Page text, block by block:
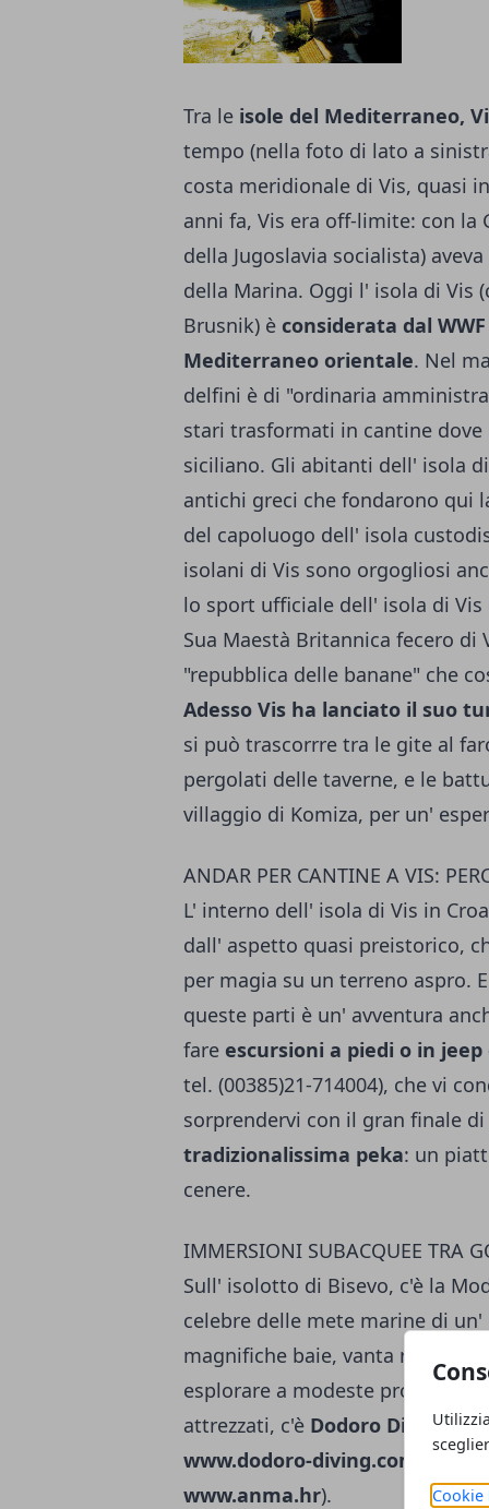
Cookie
Tra le isole del Mediterraneo,
tempo (nella foto di lato a
costa meridionale di Vis, quasi
anni fa, Vis era off-limite: con la
della Jugoslavia socia­lista)
della Marina. Oggi l' isola di Vis
Brusnik) è considerata dal
Mediterraneo orientale. Nel
delfini è di "ordinaria
stari trasformati in cantine
siciliano. Gli abitanti dell' isola
antichi gre­ci che fondarono qui
del capoluogo dell' isola
isolani di Vis sono orgogliosi
lo sport ufficiale dell' isola di
Sua Maestà Britannica fecero
"repubblica delle banane" che
Adesso Vis ha lanciato il suo
si può trascorrre tra le gite al
per­golati delle taverne, e le
villaggio di Komiza, per un'
ANDAR PER CANTINE A VIS:
L' interno dell' isola di Vis in
dall' aspetto quasi preistorico,
per magia su un terreno aspro.
queste parti è un' avventura
fare escursioni a piedi o in
tel. (00385)21-714004), che vi
sorprendervi con il gran finale
tradizionalissima peka: un
cenere.
IMMERSIONI SUBACQUEE TRA
Sull' isolotto di Bisevo, c'è la
celebre delle mete marine di
magnifiche baie, vanta
esplorare a modeste
attrezzati, c'è Dodoro Diving(tel.
www.dodoro-diving.com
) e
www.anma.hr).